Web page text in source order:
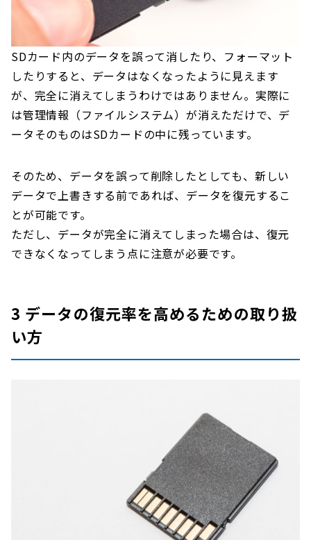
SDカード内のデータを誤って消したり、フォーマット
したりすると、データはなくなったように見えます
が、完全に消えてしまうわけではありません。実際に
は管理情報（ファイルシステム）が消えただけで、デ
ータそのものはSDカードの中に残っています。
そのため、データを誤って削除したとしても、新しい
データで上書きする前であれば、データを復元するこ
とが可能です。
ただし、データが完全に消えてしまった場合は、復元
できなくなってしまう点に注意が必要です。
3 データの復元率を高めるための取り扱
い方